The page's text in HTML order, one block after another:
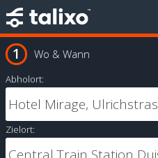
Wo & Wann
Abholort:
Zielort: